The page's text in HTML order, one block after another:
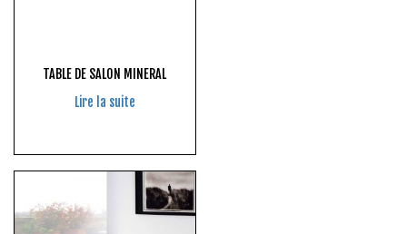
TABLE DE SALON MINERAL
Lire la suite